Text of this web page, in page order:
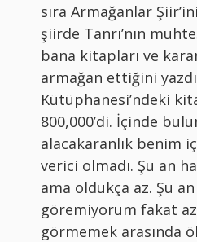
sıra Armağanlar
şiirde Tanrı’nın
bana kitapları ve
armağan ettiğini
Kütüphanesi’ndeki
800,000’di. İçinde
alacakaranlık benim
verici olmadı. Şu an
ama oldukça az. Şu
göremiyorum fakat
görmemek arasında